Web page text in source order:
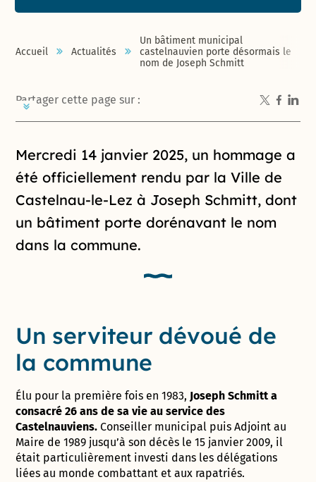
Accueil Actualités
Un bâtiment municipal
castelnauvien porte désormais le
nom de Joseph Schmitt
Partager cette page sur :
Introduction de la page
Mercredi 14 janvier 2025, un hommage a
été officiellement rendu par la Ville de
Castelnau-le-Lez à Joseph Schmitt, dont
un bâtiment porte dorénavant le nom
dans la commune.
Un serviteur dévoué de
la commune
Élu pour la première fois en 1983, Joseph Schmitt a
consacré 26 ans de sa vie au service des
Castelnauviens. Conseiller municipal puis Adjoint au
Maire de 1989 jusqu’à son décès le 15 janvier 2009, il
était particulièrement investi dans les délégations
liées au monde combattant et aux rapatriés.